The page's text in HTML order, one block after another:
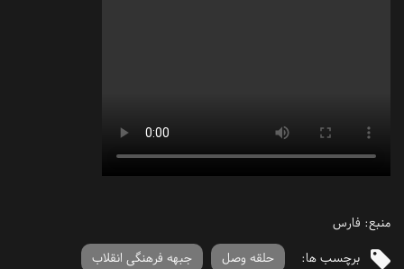
منبع: فارس
برچسب ها: حلقه وصل
جبهه فرهنگی انقلاب